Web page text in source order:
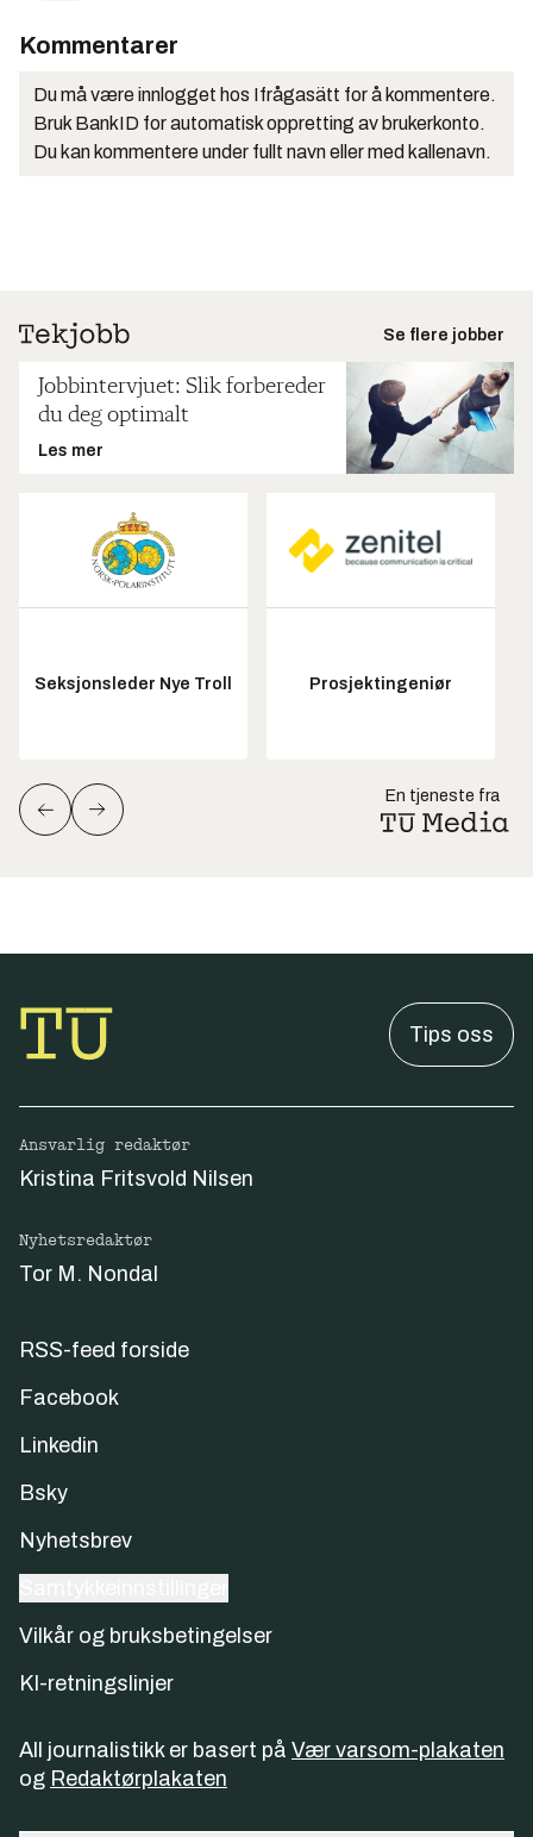
Kommentarer
Du må være innlogget hos Ifrågasätt for å kommentere.
Bruk BankID for automatisk oppretting av brukerkonto.
Du kan kommentere under fullt navn eller med kallenavn.
Se flere jobber
Jobbintervjuet: Slik forbereder
du deg optimalt
Les mer
Seksjonsleder Nye Troll Prosjektingeniør
En tjeneste fra
Tips oss
Ansvarlig redaktør
Kristina Fritsvold Nilsen
Nyhetsredaktør
Tor M. Nondal
RSS-feed forside
Facebook
Linkedin
Bsky
Nyhetsbrev
Vilkår og bruksbetingelser
KI-retningslinjer
All journalistikk er basert på Vær varsom-plakaten
og Redaktørplakaten